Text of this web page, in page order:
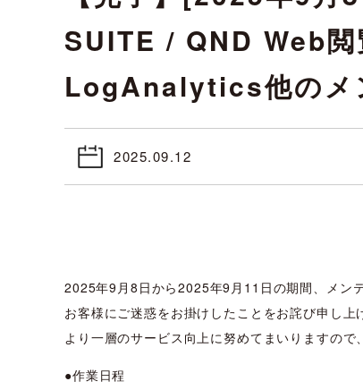
SUITE / QND Web
LogAnalytics他のメ
2025.09.12
2025年9月8日から2025年9月11日の期間、メン
お客様にご迷惑をお掛けしたことをお詫び申し上
より一層のサービス向上に努めてまいりますので
●作業日程